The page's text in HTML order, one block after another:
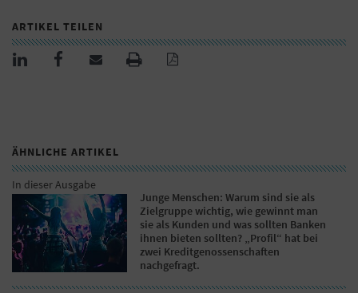
ARTIKEL TEILEN
ÄHNLICHE ARTIKEL
In dieser Ausgabe
Junge Menschen: Warum sind sie als
Zielgruppe wichtig, wie gewinnt man
sie als Kunden und was sollten Banken
ihnen bieten sollten? „Profil“ hat bei
zwei Kreditgenossenschaften
nachgefragt.